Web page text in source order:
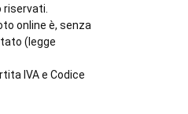
online è, senza
(legge
IVA e Codice